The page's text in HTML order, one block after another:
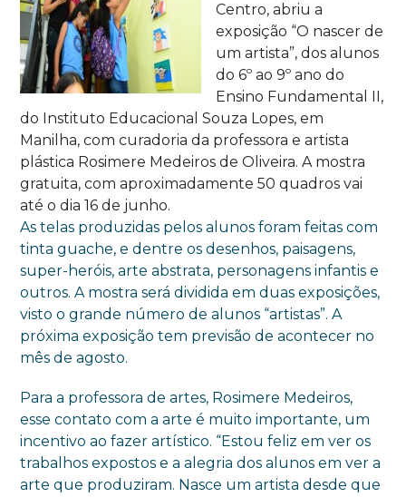
Centro, abriu a
exposição “O nascer de
um artista”, dos alunos
do 6º ao 9º ano do
Ensino Fundamental II,
do Instituto Educacional Souza Lopes, em
Manilha, com curadoria da professora e artista
plástica Rosimere Medeiros de Oliveira. A mostra
gratuita, com aproximadamente 50 quadros vai
até o dia 16 de junho.
As telas produzidas pelos alunos foram feitas com
tinta guache, e dentre os desenhos, paisagens,
super-heróis, arte abstrata, personagens infantis e
outros. A mostra será dividida em duas exposições,
visto o grande número de alunos “artistas”. A
próxima exposição tem previsão de acontecer no
mês de agosto.
Para a professora de artes, Rosimere Medeiros,
esse contato com a arte é muito importante, um
incentivo ao fazer artístico. “Estou feliz em ver os
trabalhos expostos e a alegria dos alunos em ver a
arte que produziram. Nasce um artista desde que